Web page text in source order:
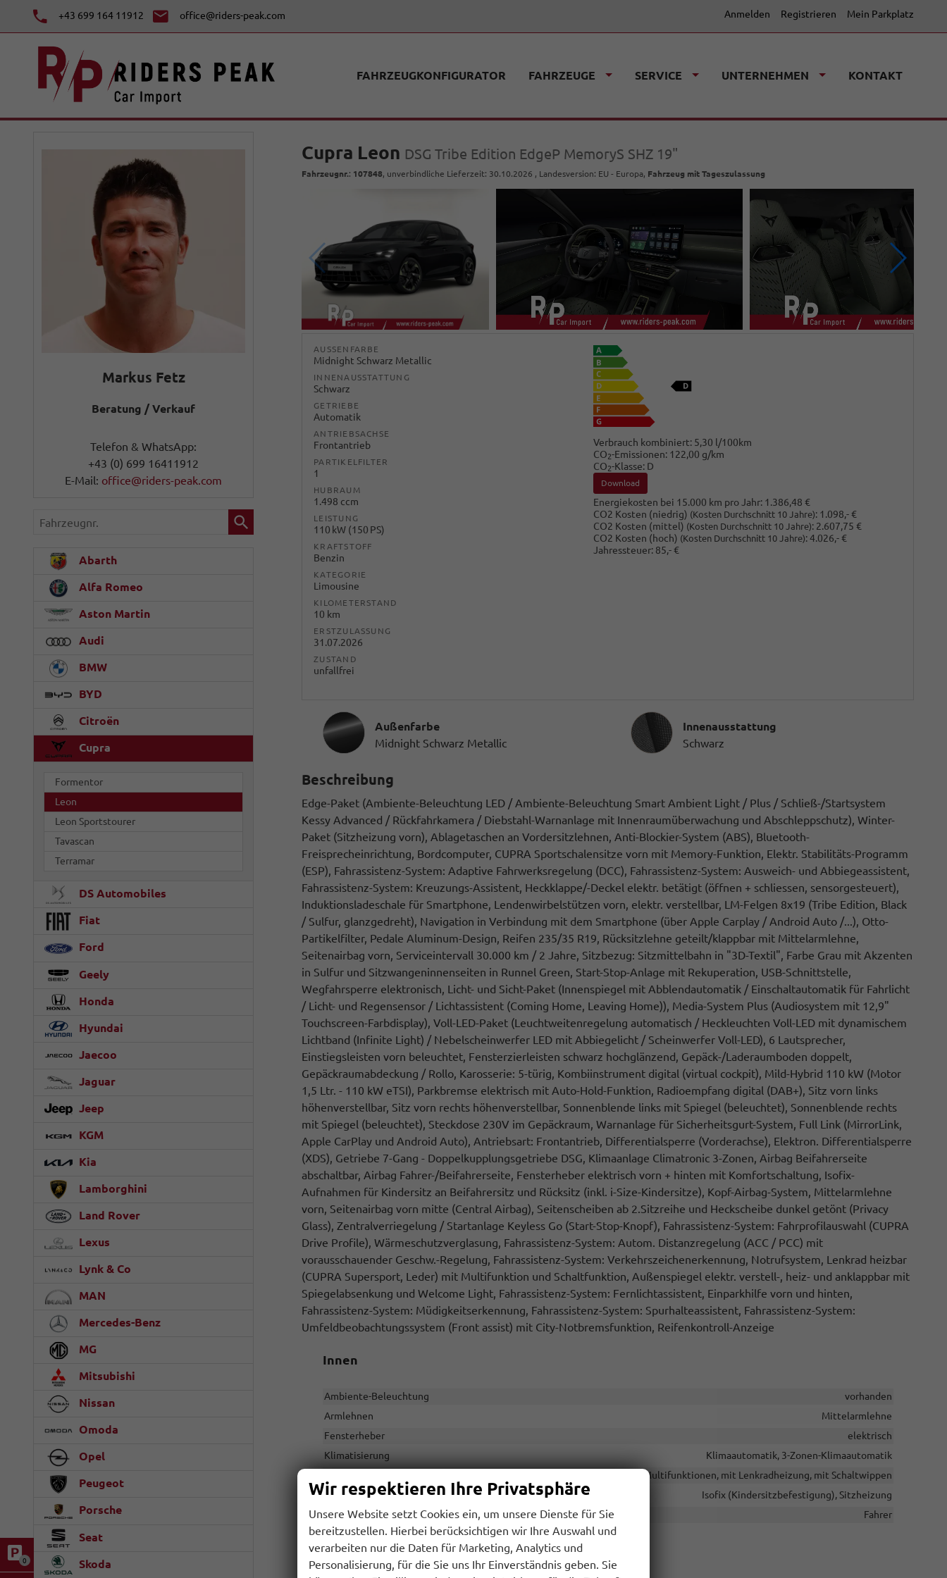
+43 699 164 11912 office@riders-peak.com Anmelden Registrieren Mein Parkplatz
0
FAHRZEUGKONFIGURATOR FAHRZEUGE SERVICE UNTERNEHMEN KONTAKT
Cupra Leon DSG Tribe Edition EdgeP MemoryS SHZ 19"
Fahrzeugnr.: 107848, unverbindliche Lieferzeit: 30.10.2026 , Landesversion: EU - Europa, Fahrzeug mit Tageszulassung
AUSSENFARBE
Midnight Schwarz Metallic
INNENAUSSTATTUNG
Schwarz
GETRIEBE
Automatik
ANTRIEBSACHSE
Frontantrieb
PARTIKELFILTER
1
HUBRAUM
1.498 ccm
LEISTUNG
110 kW (150 PS)
KRAFTSTOFF
Benzin
KATEGORIE
Limousine
KILOMETERSTAND
10 km
ERSTZULASSUNG
31.07.2026
ZUSTAND
unfallfrei
Verbrauch kombiniert: 5,30 l/100km
CO2-Emissionen: 122,00 g/km
CO2-Klasse: D
Download
Energiekosten bei 15.000 km pro Jahr: 1.386,48 €
CO2 Kosten (niedrig) (Kosten Durchschnitt 10 Jahre): 1.098,- €
CO2 Kosten (mittel) (Kosten Durchschnitt 10 Jahre): 2.607,75 €
CO2 Kosten (hoch) (Kosten Durchschnitt 10 Jahre): 4.026,- €
Jahressteuer: 85,- €
Außenfarbe
Midnight Schwarz Metallic
InnenausstattungInnenausstattung
Schwarz
Beschreibung
Edge-Paket (Ambiente-Beleuchtung LED / Ambiente-Beleuchtung Smart Ambient Light / Plus / Schließ-/Startsystem
Kessy Advanced / Rückfahrkamera / Diebstahl-Warnanlage mit Innenraumüberwachung und Abschleppschutz), Winter-
Paket (Sitzheizung vorn), Ablagetaschen an Vordersitzlehnen, Anti-Blockier-System (ABS), Bluetooth-
Freisprecheinrichtung, Bordcomputer, CUPRA Sportschalensitze vorn mit Memory-Funktion, Elektr. Stabilitäts-Programm
(ESP), Fahrassistenz-System: Adaptive Fahrwerksregelung (DCC), Fahrassistenz-System: Ausweich- und Abbiegeassistent,
Fahrassistenz-System: Kreuzungs-Assistent, Heckklappe/-Deckel elektr. betätigt (öffnen + schliessen, sensorgesteuert),
Induktionsladeschale für Smartphone, Lendenwirbelstützen vorn, elektr. verstellbar, LM-Felgen 8x19 (Tribe Edition, Black
/ Sulfur, glanzgedreht), Navigation in Verbindung mit dem Smartphone (über Apple Carplay / Android Auto /...), Otto-
Partikelfilter, Pedale Aluminum-Design, Reifen 235/35 R19, Rücksitzlehne geteilt/klappbar mit Mittelarmlehne,
Seitenairbag vorn, Serviceintervall 30.000 km / 2 Jahre, Sitzbezug: Sitzmittelbahn in "3D-Textil", Farbe Grau mit Akzenten
in Sulfur und Sitzwangeninnenseiten in Runnel Green, Start-Stop-Anlage mit Rekuperation, USB-Schnittstelle,
Wegfahrsperre elektronisch, Licht- und Sicht-Paket (Innenspiegel mit Abblendautomatik / Einschaltautomatik für Fahrlicht
/ Licht- und Regensensor / Lichtassistent (Coming Home, Leaving Home)), Media-System Plus (Audiosystem mit 12,9"
Touchscreen-Farbdisplay), Voll-LED-Paket (Leuchtweitenregelung automatisch / Heckleuchten Voll-LED mit dynamischem
Lichtband (Infinite Light) / Nebelscheinwerfer LED mit Abbiegelicht / Scheinwerfer Voll-LED), 6 Lautsprecher,
Einstiegsleisten vorn beleuchtet, Fensterzierleisten schwarz hochglänzend, Gepäck-/Laderaumboden doppelt,
Gepäckraumabdeckung / Rollo, Karosserie: 5-türig, Kombiinstrument digital (virtual cockpit), Mild-Hybrid 110 kW (Motor
1,5 Ltr. - 110 kW eTSI), Parkbremse elektrisch mit Auto-Hold-Funktion, Radioempfang digital (DAB+), Sitz vorn links
höhenverstellbar, Sitz vorn rechts höhenverstellbar, Sonnenblende links mit Spiegel (beleuchtet), Sonnenblende rechts
mit Spiegel (beleuchtet), Steckdose 230V im Gepäckraum, Warnanlage für Sicherheitsgurt-System, Full Link (MirrorLink,
Apple CarPlay und Android Auto), Antriebsart: Frontantrieb, Differentialsperre (Vorderachse), Elektron. Differentialsperre
(XDS), Getriebe 7-Gang - Doppelkupplungsgetriebe DSG, Klimaanlage Climatronic 3-Zonen, Airbag Beifahrerseite
abschaltbar, Airbag Fahrer-/Beifahrerseite, Fensterheber elektrisch vorn + hinten mit Komfortschaltung, Isofix-
Aufnahmen für Kindersitz an Beifahrersitz und Rücksitz (inkl. i-Size-Kindersitze), Kopf-Airbag-System, Mittelarmlehne
vorn, Seitenairbag vorn mitte (Central Airbag), Seitenscheiben ab 2.Sitzreihe und Heckscheibe dunkel getönt (Privacy
Glass), Zentralverriegelung / Startanlage Keyless Go (Start-Stop-Knopf), Fahrassistenz-System: Fahrprofilauswahl (CUPRA
Drive Profile), Wärmeschutzverglasung, Fahrassistenz-System: Autom. Distanzregelung (ACC / PCC) mit
vorausschauender Geschw.-Regelung, Fahrassistenz-System: Verkehrszeichenerkennung, Notrufsystem, Lenkrad heizbar
(CUPRA Supersport, Leder) mit Multifunktion und Schaltfunktion, Außenspiegel elektr. verstell-, heiz- und anklappbar mit
Spiegelabsenkung und Welcome Light, Fahrassistenz-System: Fernlichtassistent, Einparkhilfe vorn und hinten,
Fahrassistenz-System: Müdigkeitserkennung, Fahrassistenz-System: Spurhalteassistent, Fahrassistenz-System:
Umfeldbeobachtungssystem (Front assist) mit City-Notbremsfunktion, Reifenkontroll-Anzeige
Innen
Ambiente-Beleuchtung
vorhanden
Armlehnen
Mittelarmlehne
Fensterheber
elektrisch
Klimatisierung
Klimaautomatik, 3-Zonen-Klimaautomatik
in Leder, mit Multifunktionen, mit Lenkradheizung, mit Schaltwippen
Sitze
Isofix (Kindersitzbefestigung), Sitzheizung
Sitze: Lordosenstütze
Fahrer
Infotainment & Kommunikation
Markus Fetz
Beratung / Verkauf
Telefon & WhatsApp:
+43 (0) 699 16411912
E-Mail: office@riders-peak.com
Fahrzeugnr.
Abarth
Alfa Romeo
Aston Martin
Audi
BMW
BYD
Citroën
Cupra
Formentor
Leon
Leon Sportstourer
Tavascan
Terramar
DS Automobiles
Fiat
Ford
Geely
Honda
Hyundai
Jaecoo
Jaguar
Jeep
KGM
Kia
Lamborghini
Land Rover
Lexus
Lynk & Co
MAN
Mercedes-Benz
MG
Mitsubishi
Nissan
Omoda
Opel
Peugeot
Porsche
Seat
Skoda
Wir respektieren Ihre Privatsphäre
Unsere Website setzt Cookies ein, um unsere Dienste für Sie
bereitzustellen. Hierbei berücksichtigen wir Ihre Auswahl und
verarbeiten nur die Daten für Marketing, Analytics und
Personalisierung, für die Sie uns Ihr Einverständnis geben. Sie